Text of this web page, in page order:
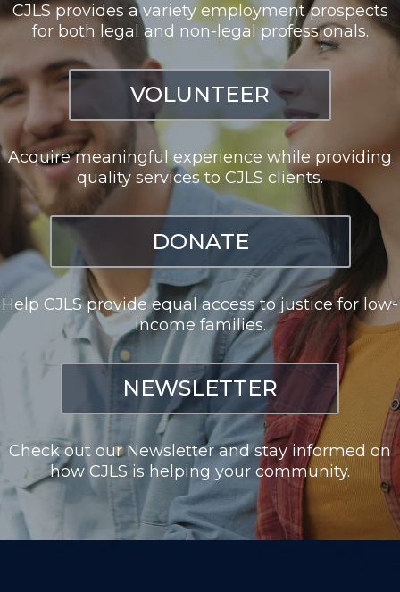
CJLS provides a variety employment prospects
for both legal and non-legal professionals.
VOLUNTEER
Acquire meaningful experience while providing
quality services to CJLS clients.
DONATE
Help CJLS provide equal access to justice for low-
income families.
NEWSLETTER
Check out our Newsletter and stay informed on
how CJLS is helping your community.